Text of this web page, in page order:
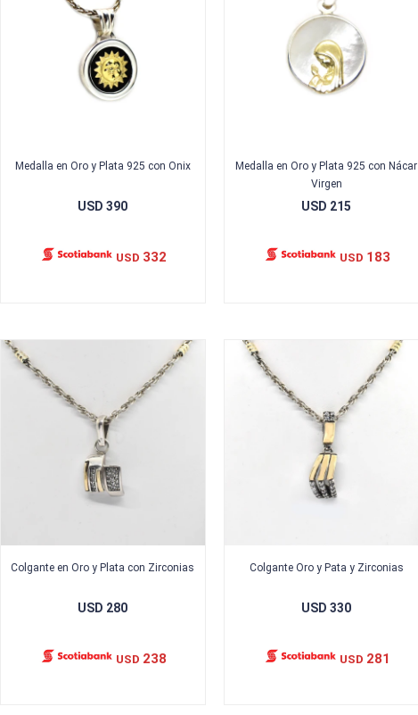
Medalla en Oro y Plata 925 con Onix
USD 390
USD 332
Medalla en Oro y Plata 925 con Nácar
Virgen
USD 215
USD 183
Colgante en Oro y Plata con Zirconias
USD 280
USD 238
Colgante Oro y Pata y Zirconias
USD 330
USD 281